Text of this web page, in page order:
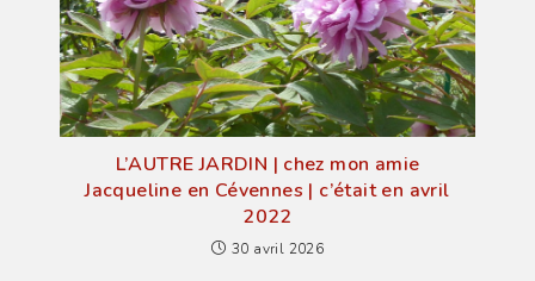
L’AUTRE JARDIN | chez mon amie
Jacqueline en Cévennes | c’était en avril
2022
30 avril 2026